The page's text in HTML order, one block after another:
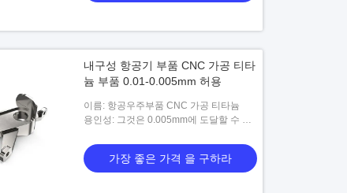
내구성 항공기 부품 CNC 가공 티타
늄 부품 0.01-0.005mm 허용
이름: 항공우주부품 CNC 가공 티타늄
용인성: 그것은 0.005mm에 도달할 수 있
가장 좋은 가격 을 구하라